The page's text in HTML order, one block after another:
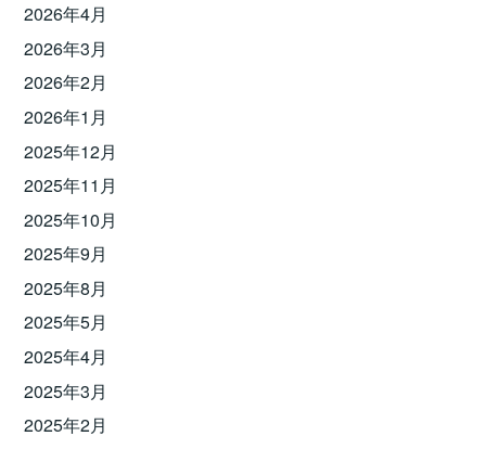
2026年4月
2026年3月
2026年2月
2026年1月
2025年12月
2025年11月
2025年10月
2025年9月
2025年8月
2025年5月
2025年4月
2025年3月
2025年2月